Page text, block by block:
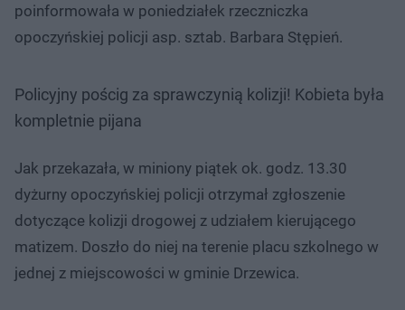
poinformowała w poniedziałek rzeczniczka
opoczyńskiej policji asp. sztab. Barbara Stępień.
Policyjny pościg za sprawczynią kolizji! Kobieta była
kompletnie pijana
Jak przekazała, w miniony piątek ok. godz. 13.30
dyżurny opoczyńskiej policji otrzymał zgłoszenie
dotyczące kolizji drogowej z udziałem kierującego
matizem. Doszło do niej na terenie placu szkolnego w
jednej z miejscowości w gminie Drzewica.